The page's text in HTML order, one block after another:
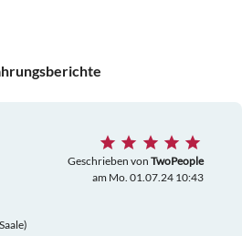
Geschrieben von TwoPeople
am Mo. 01.07.24 10:43